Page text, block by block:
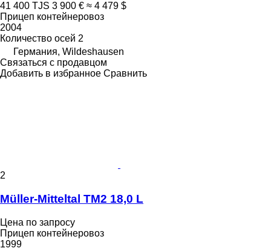
41 400 TJS 3 900 € ≈ 4 479 $
Прицеп контейнеровоз
2004
Количество осей 2
Германия, Wildeshausen
Связаться с продавцом
Добавить в избранное Сравнить
2
Müller-Mitteltal TM2 18,0 L
Цена по запросу
Прицеп контейнеровоз
1999